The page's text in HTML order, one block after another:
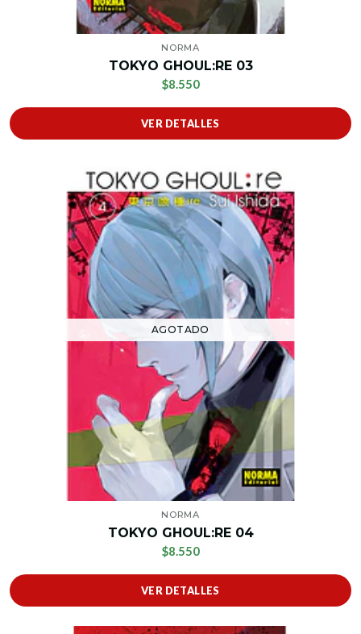
NORMA
TOKYO GHOUL:RE 03
$8.550
VER DETALLES
AGOTADO
NORMA
TOKYO GHOUL:RE 04
$8.550
VER DETALLES